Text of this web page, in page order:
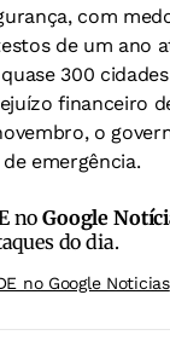
com
de um ano
300
financeiro
o
emergência.
noGoogle
do dia.
no Google Noticias